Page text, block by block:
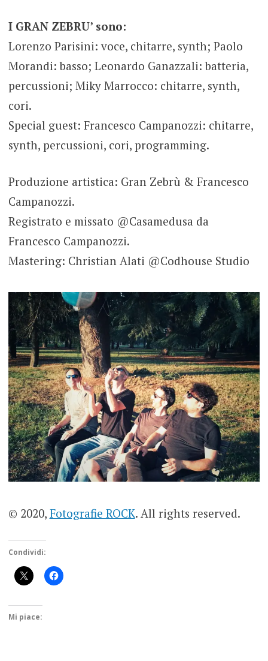
I GRAN ZEBRU’ sono:
Lorenzo Parisini: voce, chitarre, synth; Paolo
Morandi: basso; Leonardo Ganazzali: batteria,
percussioni; Miky Marrocco: chitarre, synth,
cori.
Special guest: Francesco Campanozzi: chitarre,
synth, percussioni, cori, programming.
Produzione artistica: Gran Zebrù & Francesco
Campanozzi.
Registrato e missato @Casamedusa da
Francesco Campanozzi.
Mastering: Christian Alati @Codhouse Studio
© 2020, Fotografie ROCK. All rights reserved.
Condividi:
Mi piace: